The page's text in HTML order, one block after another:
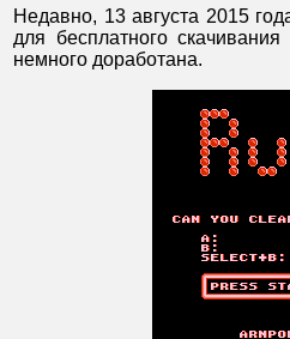
Недавно, 13 августа 2015
для бесплатного
немного доработана.